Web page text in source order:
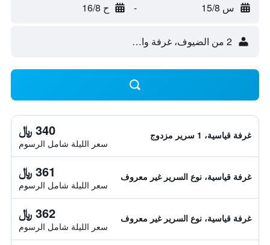
س 15/8 - ح 16/8
2 من الضيوف، غرفة واحدة
غرفة قياسية، 1 سرير مزدوج 340 ﷼
سعر الليلة شامل الرسوم
غرفة قياسية، نوع السرير غير معروف 361 ﷼
سعر الليلة شامل الرسوم
غرفة قياسية، نوع السرير غير معروف 362 ﷼
سعر الليلة شامل الرسوم